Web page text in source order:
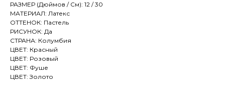
РАЗМЕР (Дюймов / См): 12 / 30
МАТЕРИАЛ: Латекс
ОТТЕНОК: Пастель
РИСУНОК: Да
СТРАНА: Колумбия
ЦВЕТ: Красный
ЦВЕТ: Розовый
ЦВЕТ: Фуше
ЦВЕТ: Золото